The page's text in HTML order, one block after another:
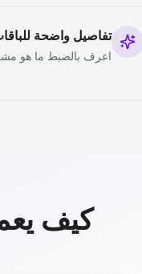
تفاصيل واضحة
اعرف بالضبط ما هو
كيف